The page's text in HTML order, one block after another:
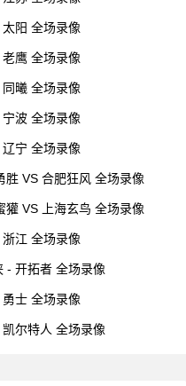
阳 全场录像
鹰 全场录像
曦 全场录像
波 全场录像
宁 全场录像
VS 合肥狂风 全场录像
VS 上海玄鸟 全场录像
江 全场录像
- 开拓者 全场录像
士 全场录像
尔特人 全场录像